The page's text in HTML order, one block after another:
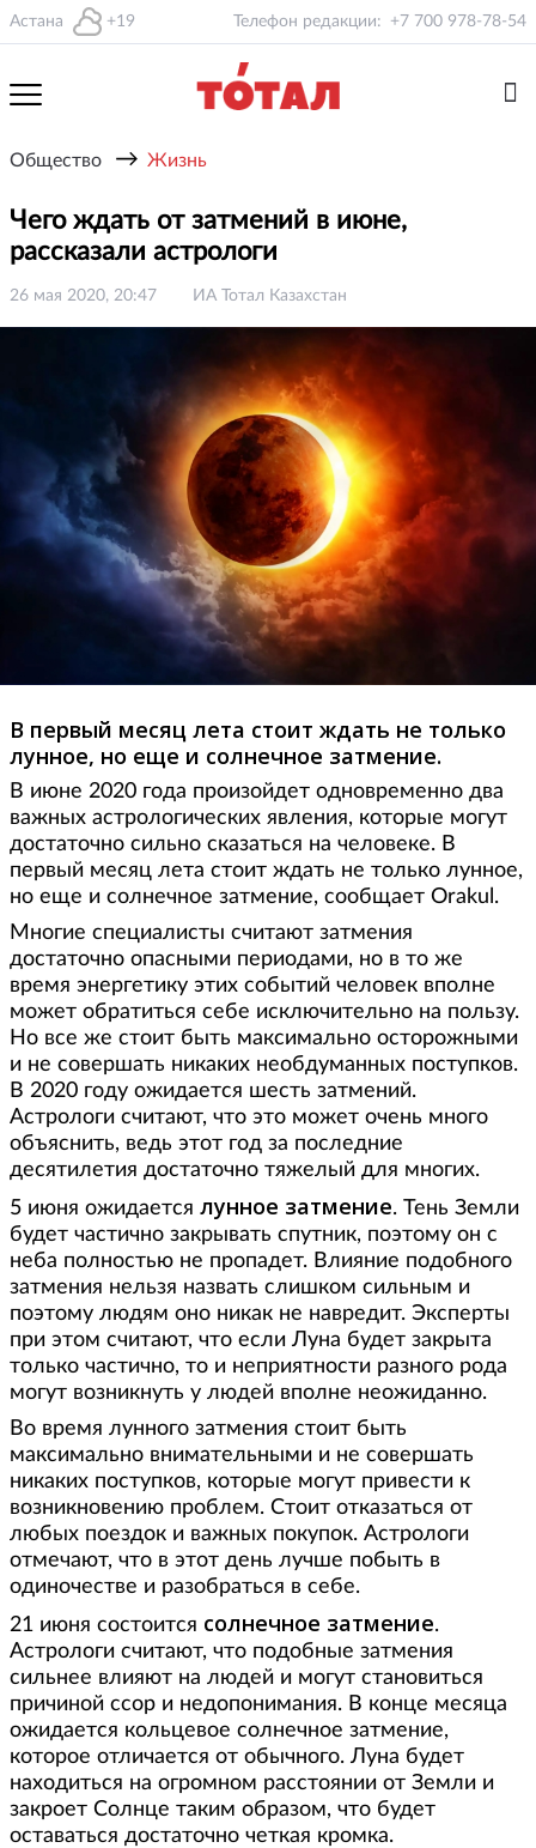
Астана +19 Телефон редакции: +7 700 978-78-54
Общество → Жизнь
Чего ждать от затмений в июне,
рассказали астрологи
26 мая 2020, 20:47 ИА Тотал Казахстан
В первый месяц лета стоит ждать не только
лунное, но еще и солнечное затмение.
В июне 2020 года произойдет одновременно два
важных астрологических явления, которые могут
достаточно сильно сказаться на человеке. В
первый месяц лета стоит ждать не только лунное,
но еще и солнечное затмение, сообщает Orakul.
Многие специалисты считают затмения
достаточно опасными периодами, но в то же
время энергетику этих событий человек вполне
может обратиться себе исключительно на пользу.
Но все же стоит быть максимально осторожными
и не совершать никаких необдуманных поступков.
В 2020 году ожидается шесть затмений.
Астрологи считают, что это может очень много
объяснить, ведь этот год за последние
десятилетия достаточно тяжелый для многих.
5 июня ожидается лунное затмение. Тень Земли
будет частично закрывать спутник, поэтому он с
неба полностью не пропадет. Влияние подобного
затмения нельзя назвать слишком сильным и
поэтому людям оно никак не навредит. Эксперты
при этом считают, что если Луна будет закрыта
только частично, то и неприятности разного рода
могут возникнуть у людей вполне неожиданно.
Во время лунного затмения стоит быть
максимально внимательными и не совершать
никаких поступков, которые могут привести к
возникновению проблем. Стоит отказаться от
любых поездок и важных покупок. Астрологи
отмечают, что в этот день лучше побыть в
одиночестве и разобраться в себе.
21 июня состоится солнечное затмение.
Астрологи считают, что подобные затмения
сильнее влияют на людей и могут становиться
причиной ссор и недопонимания. В конце месяца
ожидается кольцевое солнечное затмение,
которое отличается от обычного. Луна будет
находиться на огромном расстоянии от Земли и
закроет Солнце таким образом, что будет
оставаться достаточно четкая кромка.